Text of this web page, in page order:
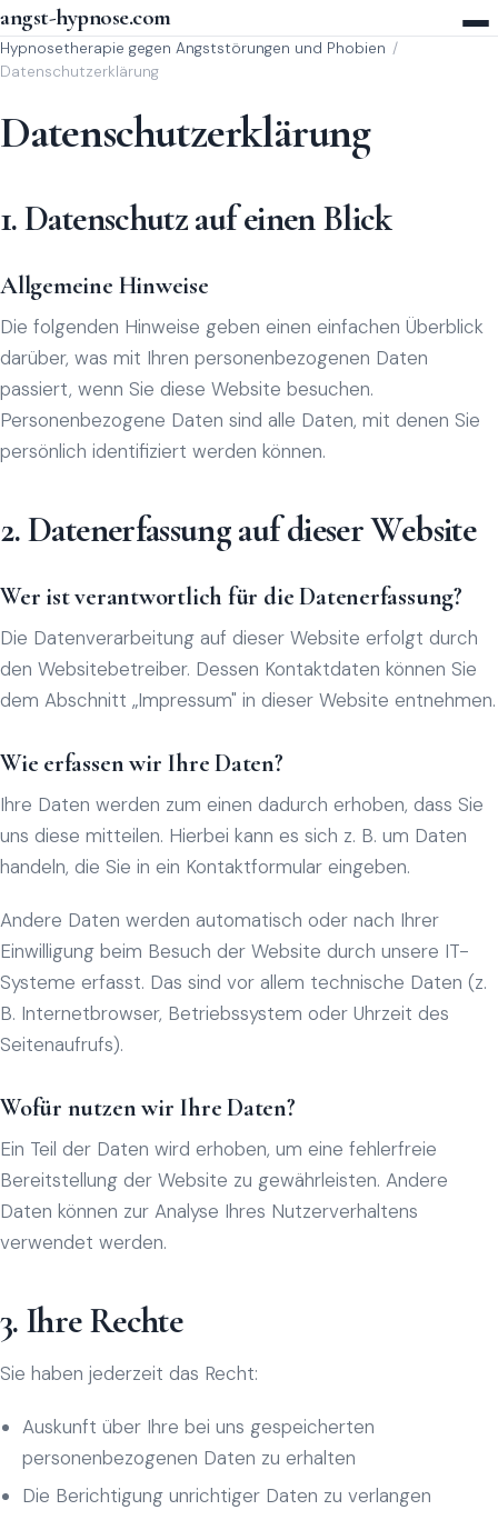
angst-hypnose.com
Hypnosetherapie gegen Angststörungen und Phobien
Datenschutzerklärung
Datenschutzerklärung
1. Datenschutz auf einen Blick
Allgemeine Hinweise
Die folgenden Hinweise geben einen einfachen Überblick
darüber, was mit Ihren personenbezogenen Daten
passiert, wenn Sie diese Website besuchen.
Personenbezogene Daten sind alle Daten, mit denen Sie
persönlich identifiziert werden können.
2. Datenerfassung auf dieser Website
Wer ist verantwortlich für die Datenerfassung?
Die Datenverarbeitung auf dieser Website erfolgt durch
den Websitebetreiber. Dessen Kontaktdaten können Sie
dem Abschnitt „Impressum" in dieser Website entnehmen.
Wie erfassen wir Ihre Daten?
Ihre Daten werden zum einen dadurch erhoben, dass Sie
uns diese mitteilen. Hierbei kann es sich z. B. um Daten
handeln, die Sie in ein Kontaktformular eingeben.
Andere Daten werden automatisch oder nach Ihrer
Einwilligung beim Besuch der Website durch unsere IT-
Systeme erfasst. Das sind vor allem technische Daten (z.
B. Internetbrowser, Betriebssystem oder Uhrzeit des
Seitenaufrufs).
Wofür nutzen wir Ihre Daten?
Ein Teil der Daten wird erhoben, um eine fehlerfreie
Bereitstellung der Website zu gewährleisten. Andere
Daten können zur Analyse Ihres Nutzerverhaltens
verwendet werden.
3. Ihre Rechte
Sie haben jederzeit das Recht:
Auskunft über Ihre bei uns gespeicherten
personenbezogenen Daten zu erhalten
Die Berichtigung unrichtiger Daten zu verlangen